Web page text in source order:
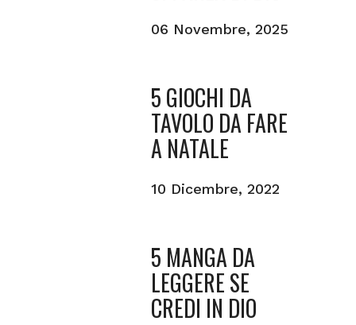
06 Novembre, 2025
5 GIOCHI DA
TAVOLO DA FARE
A NATALE
10 Dicembre, 2022
5 MANGA DA
LEGGERE SE
CREDI IN DIO